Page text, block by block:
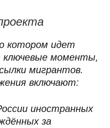
котором идет
ключевые моменты,
мигрантов.
включают:
иностранных
за